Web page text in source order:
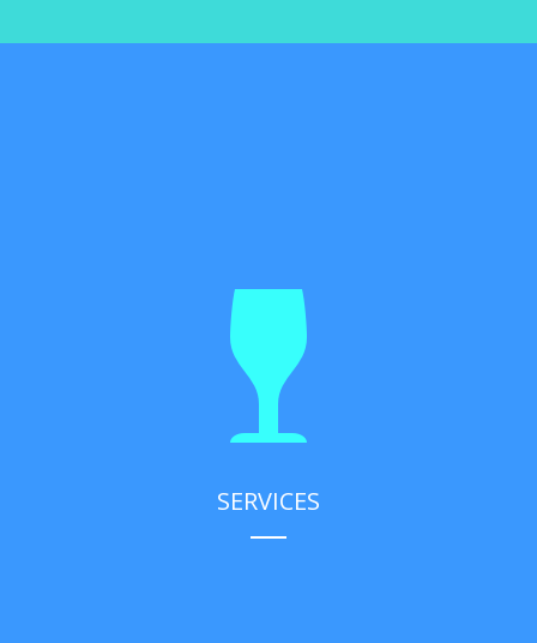
SERVICES